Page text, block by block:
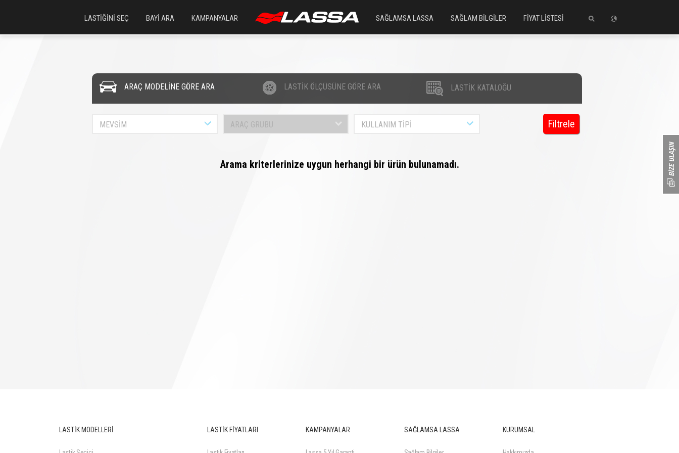
LASTİĞİNİ SEÇ BAYİ ARA KAMPANYALAR SAĞLAMSA LASSA SAĞLAM BİLGİLER FİYAT LİSTESİ
ARAÇ MODELİNE GÖRE ARA LASTİK ÖLÇÜSÜNE GÖRE ARA LASTİK KATALOĞU
MEVSİM ARAÇ GRUBU KULLANIM TİPİ Filtrele
Arama kriterlerinize uygun herhangi bir ürün bulunamadı.
LASTİK MODELLERİ LASTİK FİYATLARI KAMPANYALAR SAĞLAMSA LASSA KURUMSAL